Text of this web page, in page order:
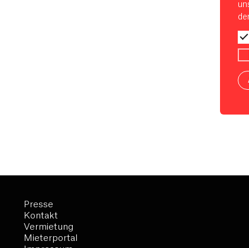
Presse
Kontakt
Vermietung
Mieterportal